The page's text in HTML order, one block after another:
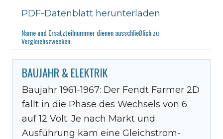
PDF-Datenblatt herunterladen
Name und Ersatzteilnummer dienen ausschließlich zu
Vergleichszwecken.
BAUJAHR & ELEKTRIK
Baujahr 1961-1967: Der Fendt Farmer 2D
fällt in die Phase des Wechsels von 6
auf 12 Volt. Je nach Markt und
Ausführung kam eine Gleichstrom-